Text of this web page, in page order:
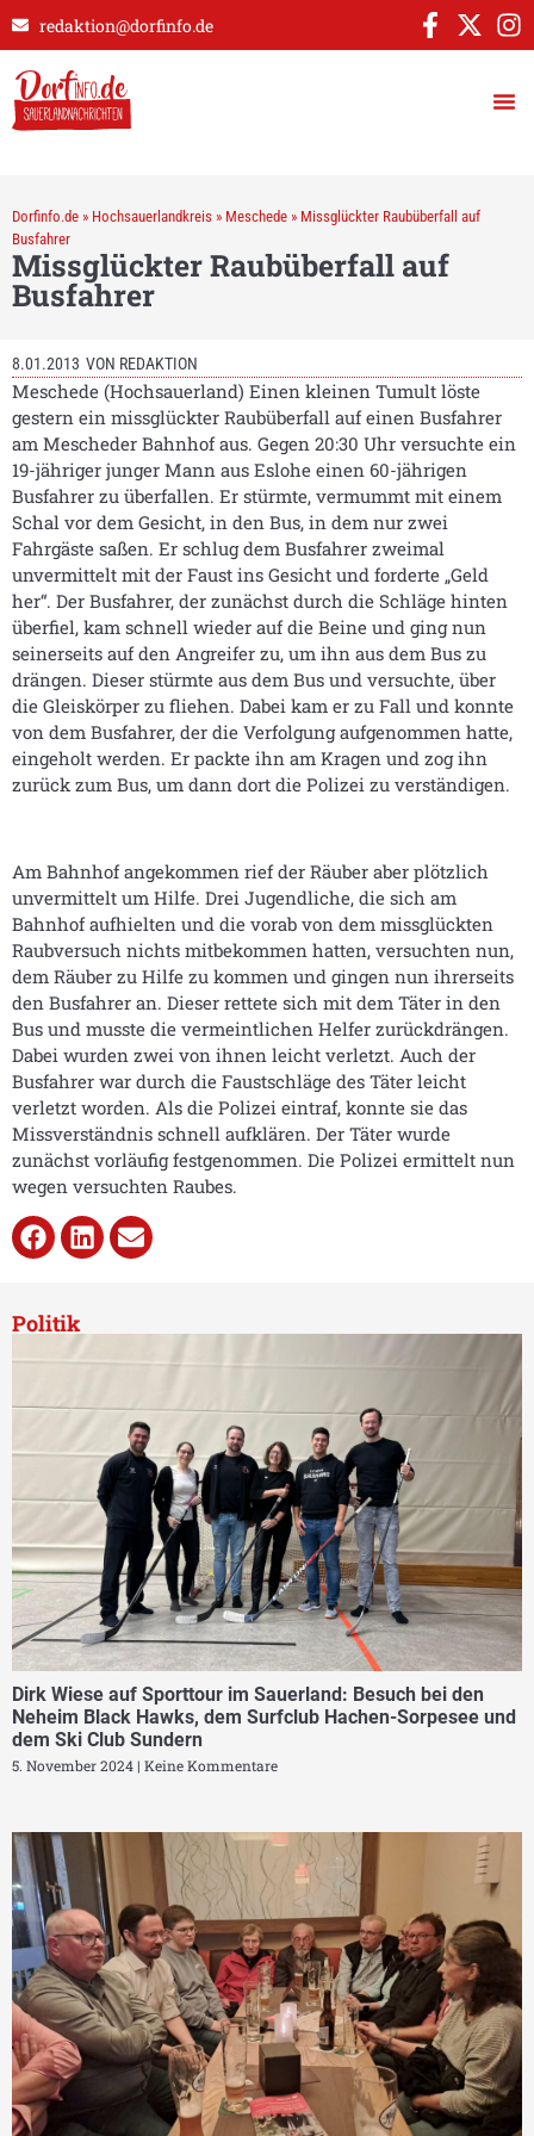
redaktion@dorfinfo.de
Dorfinfo.de » Hochsauerlandkreis » Meschede » Missglückter Raubüberfall auf
Busfahrer
Missglückter Raubüberfall auf
Busfahrer
8.01.2013 VON REDAKTION
Meschede (Hochsauerland) Einen kleinen Tumult löste
gestern ein missglückter Raubüberfall auf einen Busfahrer
am Mescheder Bahnhof aus. Gegen 20:30 Uhr versuchte ein
19-jähriger junger Mann aus Eslohe einen 60-jährigen
Busfahrer zu überfallen. Er stürmte, vermummt mit einem
Schal vor dem Gesicht, in den Bus, in dem nur zwei
Fahrgäste saßen. Er schlug dem Busfahrer zweimal
unvermittelt mit der Faust ins Gesicht und forderte „Geld
her“. Der Busfahrer, der zunächst durch die Schläge hinten
überfiel, kam schnell wieder auf die Beine und ging nun
seinerseits auf den Angreifer zu, um ihn aus dem Bus zu
drängen. Dieser stürmte aus dem Bus und versuchte, über
die Gleiskörper zu fliehen. Dabei kam er zu Fall und konnte
von dem Busfahrer, der die Verfolgung aufgenommen hatte,
eingeholt werden. Er packte ihn am Kragen und zog ihn
zurück zum Bus, um dann dort die Polizei zu verständigen.
Am Bahnhof angekommen rief der Räuber aber plötzlich
unvermittelt um Hilfe. Drei Jugendliche, die sich am
Bahnhof aufhielten und die vorab von dem missglückten
Raubversuch nichts mitbekommen hatten, versuchten nun,
dem Räuber zu Hilfe zu kommen und gingen nun ihrerseits
den Busfahrer an. Dieser rettete sich mit dem Täter in den
Bus und musste die vermeintlichen Helfer zurückdrängen.
Dabei wurden zwei von ihnen leicht verletzt. Auch der
Busfahrer war durch die Faustschläge des Täter leicht
verletzt worden. Als die Polizei eintraf, konnte sie das
Missverständnis schnell aufklären. Der Täter wurde
zunächst vorläufig festgenommen. Die Polizei ermittelt nun
wegen versuchten Raubes.
Politik
Dirk Wiese auf Sporttour im Sauerland: Besuch bei den
Neheim Black Hawks, dem Surfclub Hachen-Sorpesee und
dem Ski Club Sundern
5. November 2024 Keine Kommentare